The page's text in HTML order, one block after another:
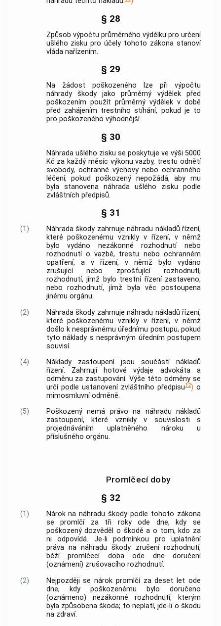
§ 28
Způsob výpočtu průměrného výdělku pro určení
ušlého zisku pro účely tohoto zákona stanoví
vláda nařízením.
§ 29
Na žádost poškozeného lze při výpočtu
náhrady škody jako průměrný výdělek před
poškozením použít průměrný výdělek v době
před zahájením trestního stíhání, pokud je to
pro poškozeného výhodnější.
§ 30
Náhrada ušlého zisku se poskytuje ve výši 5000
Kč za každý měsíc výkonu vazby, trestu odnětí
svobody, ochranné výchovy nebo ochranného
léčení, pokud poškozený nepožádá, aby mu
byla stanovena náhrada ušlého zisku podle
zvláštních předpisů.
§ 31
(1)
Náhrada škody zahrnuje náhradu nákladů řízení,
které poškozenému vznikly v řízení, v němž
bylo vydáno nezákonné rozhodnutí nebo
rozhodnutí o vazbě, trestu nebo ochranném
opatření, a v řízení, v němž bylo vydáno
zrušující nebo zprošťující rozhodnutí,
rozhodnutí, jímž bylo trestní řízenízastaveno,
nebo rozhodnutí, jímž byla věc postoupena
jinému orgánu.
(2)
Náhrada škody zahrnuje náhradu nákladů řízení,
které poškozenému vznikly v řízení, v němž
došlo k nesprávnému úřednímu postupu, pokud
tyto náklady s nesprávným úředním postupem
souvisí.
(4)
Náklady zastoupení jsou součástí nákladů
řízení. Zahrnují hotové výdaje advokátaa
odměnu za zastupování. Výše této odměny se
určí podle ustanovení zvláštního předpisu12) o
mimosmluvní odměně.
(5)
Poškozený nemá právo na náhradu nákladů
zastoupení, které vznikly v souvislosti s
projednáváním uplatněného nároku u
příslušného orgánu.
Promlčecí doby
§ 32
(1)
Nárok na náhradu škody podle tohoto zákona
se promlčí za tři roky ode dne, kdy se
poškozený dozvěděl o škodě a o tom, kdo za
ni odpovídá. Je-li podmínkou pro uplatnění
práva na náhradu škody zrušení rozhodnutí,
běží promlčecí doba ode dne doručení
(oznámení) zrušovacího rozhodnutí.
(2)
Nejpozději se nárok promlčí za deset let ode
dne, kdy poškozenému bylo doručeno
(oznámeno) nezákonné rozhodnutí, kterým
byla způsobena škoda; to neplatí, jde-li o škodu
na zdraví.